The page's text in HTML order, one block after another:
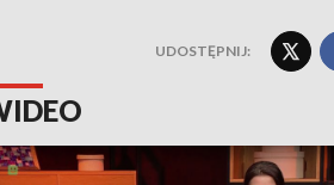
UDOSTĘPNIJ: